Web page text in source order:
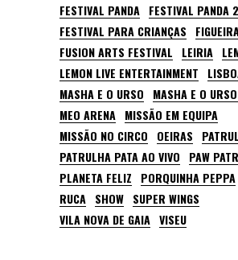
FESTIVAL PANDA FESTIVAL PANDA
FESTIVAL PARA CRIANÇAS
FUSION ARTS FESTIVAL
LEIRIA
LEMON LIVE ENTERTAINMENT
MASHA E O URSO
MASHA E O
MEO ARENA MISSÃO EM EQUIPA
MISSÃO NO CIRCO
OEIRAS
PATRULHA PATA AO VIVO
PAW
PLANETA FELIZ
PORQUINHA PEPPA
RUCA SHOW SUPER WINGS
VILA NOVA DE GAIA VISEU